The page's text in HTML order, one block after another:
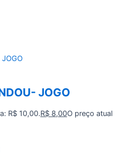
JOGO
R$ 10,00.R$ 8,00O preço atual